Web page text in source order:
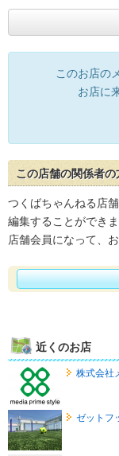
このお店の
お店に
この店舗の関係者の
つくばちゃんねる店
編集することができま
店舗会員になって、
近くのお店
株式会社
ゼットフ